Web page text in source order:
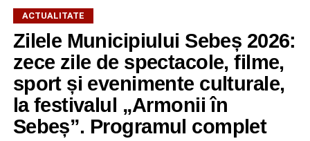
În urma impactului, bărbatul a fost proiectat în două
autoturisme parcate regulamentar pe marginea drumului.
Victima a suferit leziuni și a fost transportată la spital
pentru investigații și îngrijiri medicale.
Atât conducătorul auto, cât și biciclistul au fost testați cu
aparatul etilotest, rezultatele fiind negative.
ACTUALITATE
Zilele Municipiului Sebeș 2026:
zece zile de spectacole, filme,
sport și evenimente culturale,
la festivalul „Armonii în
Sebeș”. Programul complet